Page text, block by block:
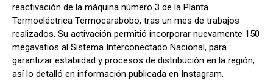
reactivación de la máquina número 3 de la Planta
Termoeléctrica Termocarabobo, tras un mes de trabajos
realizados. Su activación permitió incorporar nuevamente 150
megavatios al Sistema Interconectado Nacional, para
garantizar estabiidad y procesos de distribución en la región,
así lo detalló en información publicada en Instagram.